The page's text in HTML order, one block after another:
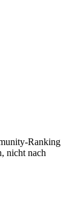
Ranking
nicht nach